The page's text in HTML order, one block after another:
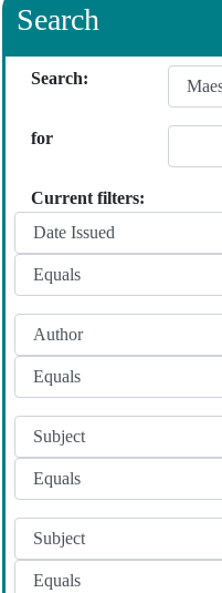
Search
Search:
for
Current filters: